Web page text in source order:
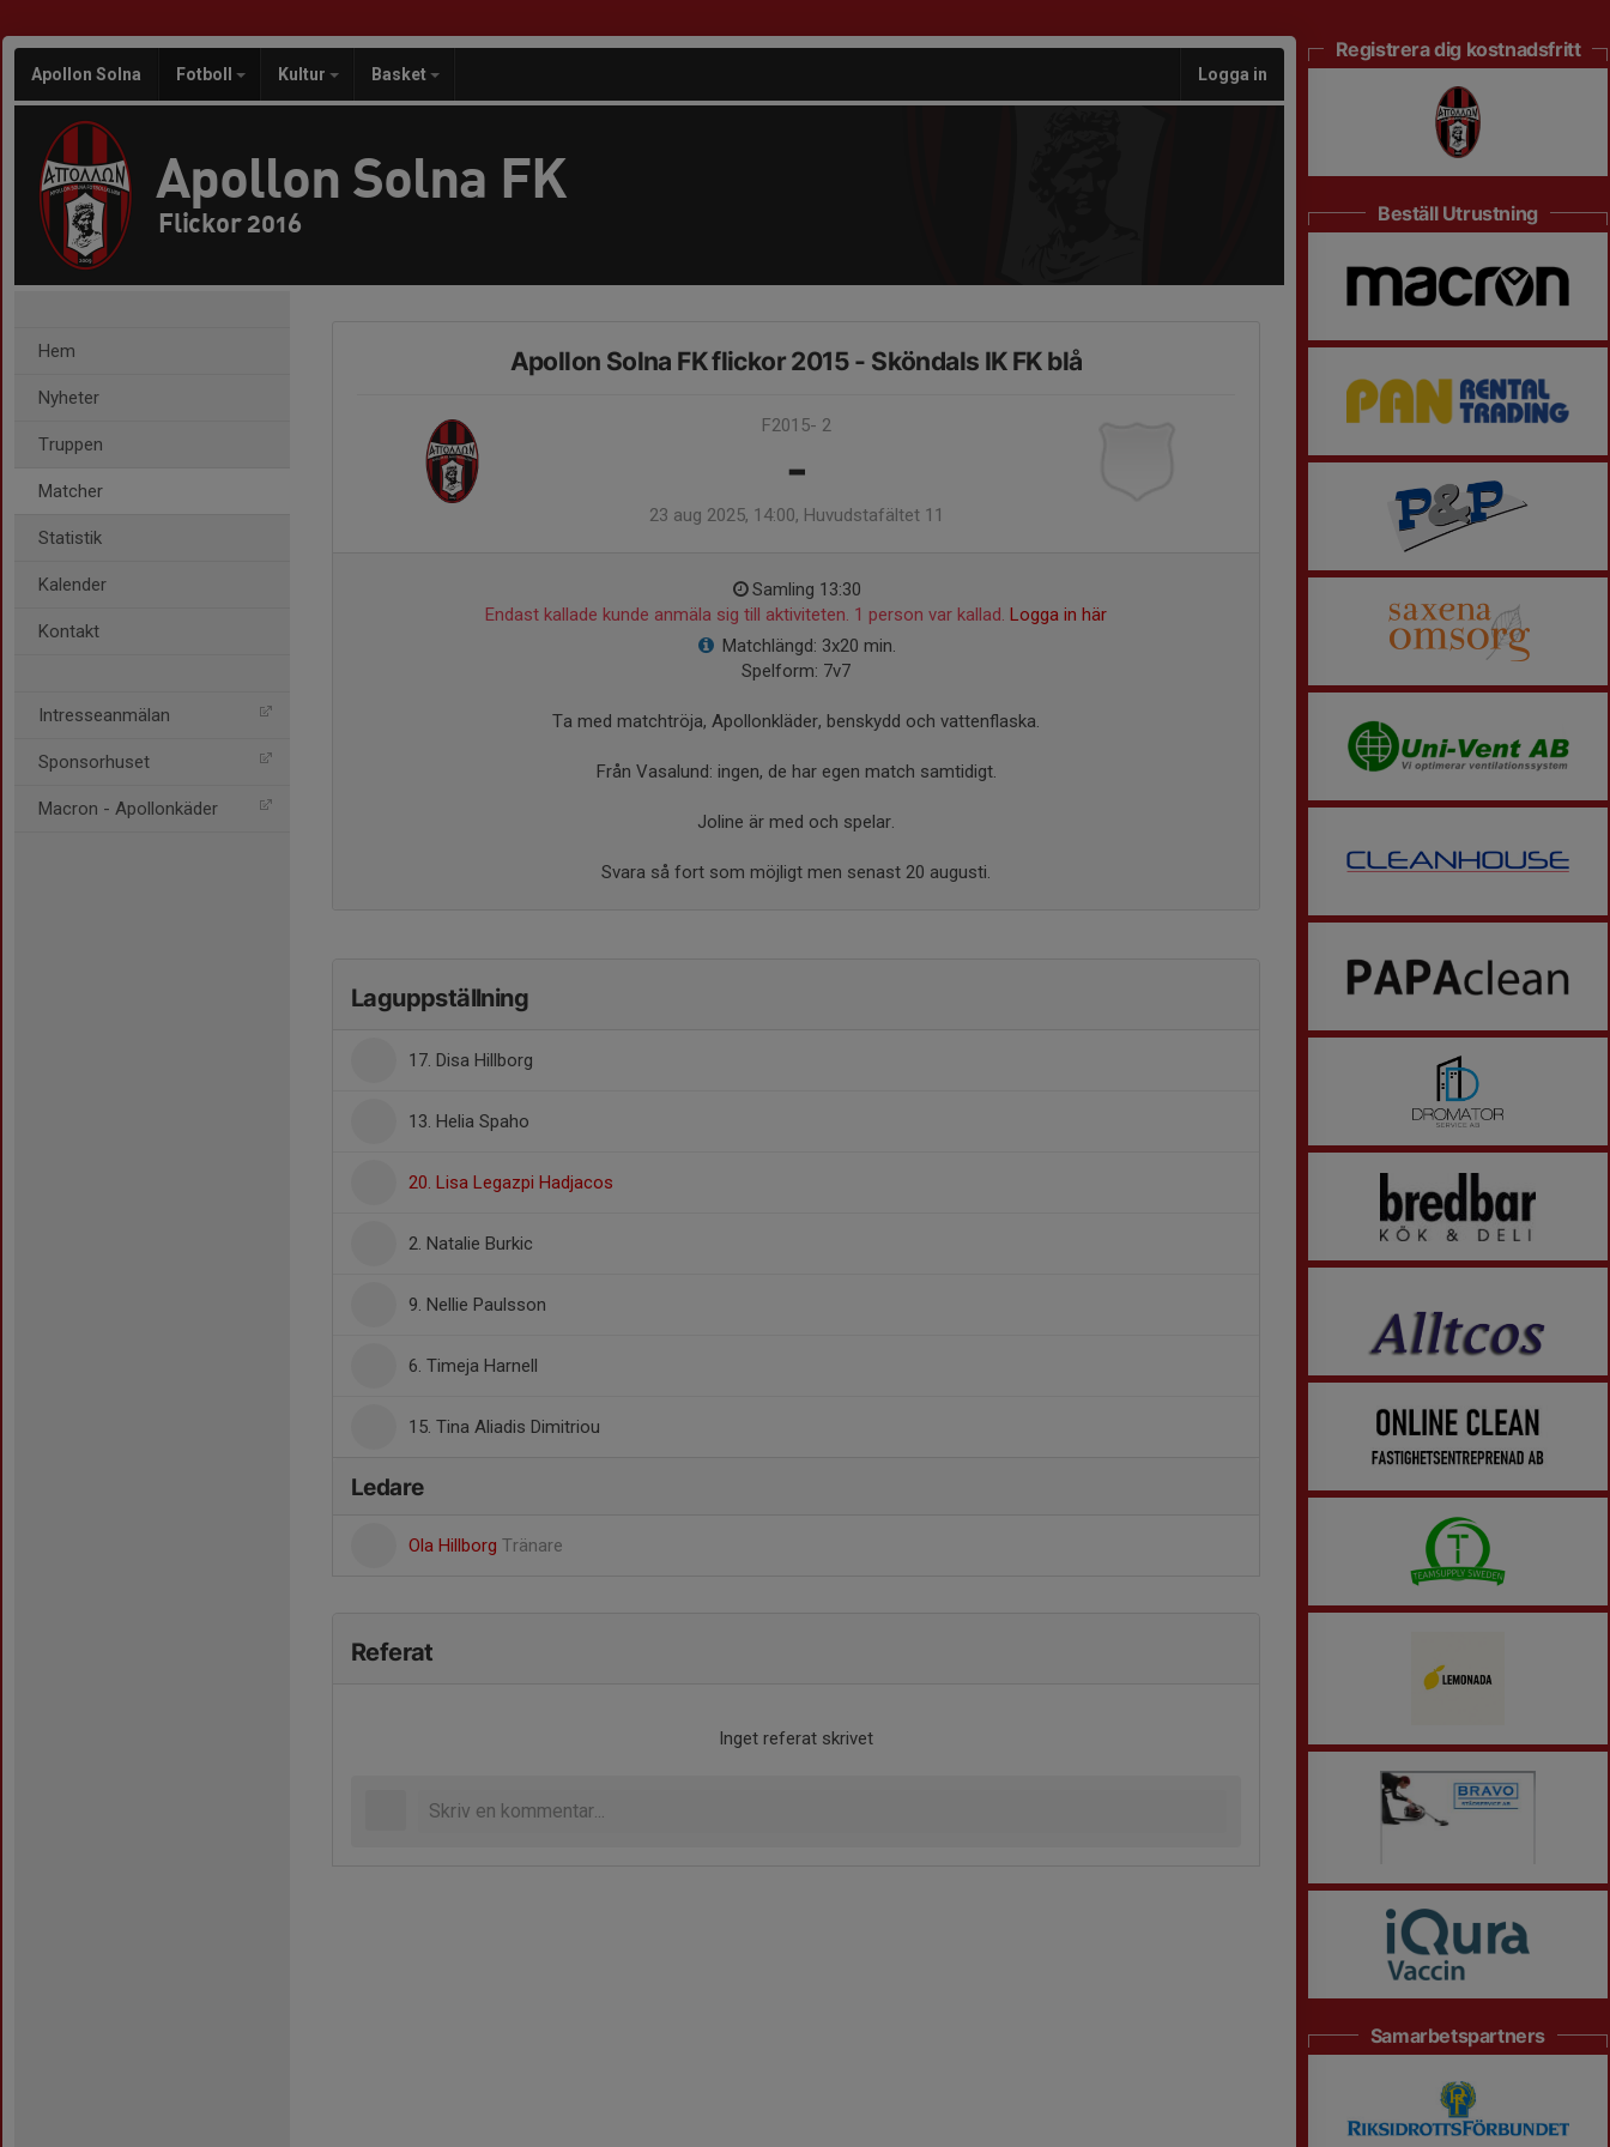
Apollon Solna Fotboll Kultur Basket Logga in
Apollon Solna FK
Flickor 2016
Hem
Nyheter
Truppen
Matcher
Statistik
Kalender
Kontakt
Intresseanmälan
Sponsorhuset
Macron - Apollonkäder
Apollon Solna FK flickor 2015 - Sköndals IK FK blå
F2015- 2
-
23 aug 2025, 14:00, Huvudstafältet 11
Samling 13:30
Endast kallade kunde anmäla sig till aktiviteten. 1 person var kallad. Logga in här
Matchlängd: 3x20 min.
Spelform: 7v7
Ta med matchtröja, Apollonkläder, benskydd och vattenflaska.
Från Vasalund: ingen, de har egen match samtidigt.
Joline är med och spelar.
Svara så fort som möjligt men senast 20 augusti.
Laguppställning
17. Disa Hillborg
13. Helia Spaho
20. Lisa Legazpi Hadjacos
2. Natalie Burkic
9. Nellie Paulsson
6. Timeja Harnell
15. Tina Aliadis Dimitriou
Ledare
Ola Hillborg Tränare
Referat
Inget referat skrivet
Registrera dig kostnadsfritt
Beställ Utrustning
Samarbetspartners